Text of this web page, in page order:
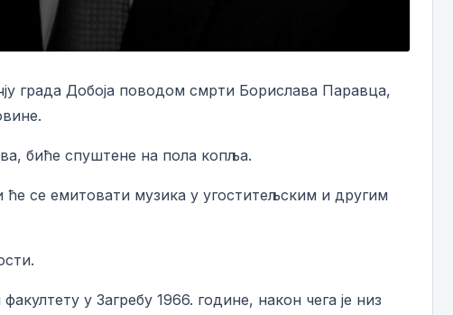
града Добоја поводом смрти Борислава Паравца,
биће спуштене на пола копља.
ће се емитовати музика у угоститељским и другим
у Загребу 1966. године, након чега је низ